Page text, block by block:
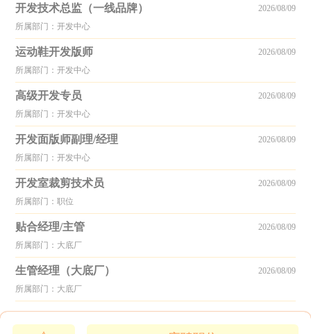
开发技术总监（一线品牌）
所属部门：开发中心
2026/08/09
运动鞋开发版师
所属部门：开发中心
2026/08/09
高级开发专员
所属部门：开发中心
2026/08/09
开发面版师副理/经理
所属部门：开发中心
2026/08/09
开发室裁剪技术员
所属部门：职位
2026/08/09
贴合经理/主管
所属部门：大底厂
2026/08/09
生管经理（大底厂）
所属部门：大底厂
2026/08/09